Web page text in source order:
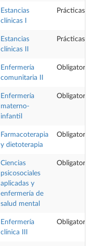
Estancias
clínicas I
Prácticas
Estancias
clínicas II
Prácticas
Enfermería
comunitaria II
Obligatoria
Enfermería
materno-
infantil
Obligatoria
Farmacoterapia
y dietoterapia
Obligatoria
Ciencias
psicosociales
aplicadas y
enfermería de
salud mental
Obligatoria
Enfermería
clínica III
Obligatoria